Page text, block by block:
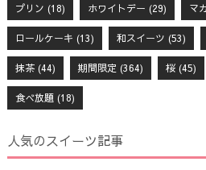
プリン (18) ホワイトデー (29) マ
ロールケーキ (13) 和スイーツ (53)
抹茶(44) 期間限定 (364) 桜(45)
食べ放題(18)
人気のスイーツ記事